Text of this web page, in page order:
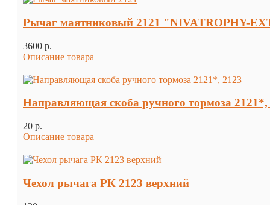
Рычаг маятниковый 2121 "NIVATROPHY-
3600 p.
Описание товара
Направляющая скоба ручного тормоза 2121*,
20 p.
Описание товара
Чехол рычага РК 2123 верхний